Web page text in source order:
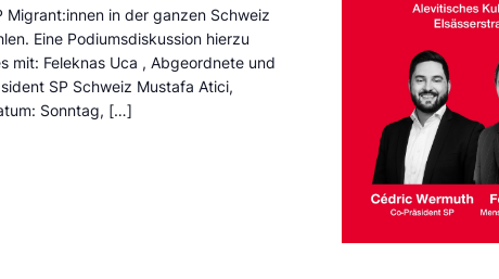
Migrant:innen in der ganzen Schweiz
Eine Podiumsdiskussion hierzu
mit: Feleknas Uca , Abgeordnete und
SP Schweiz Mustafa Atici,
Sonntag, […]